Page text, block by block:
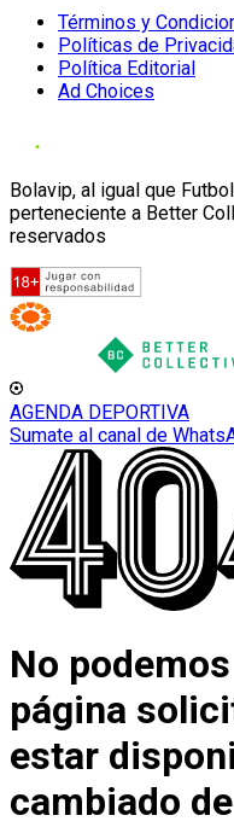
Términos y
Políticas de
Política Editorial
Ad Choices
Bolavip, al igual que
perteneciente a Better
reservados
AGENDA DEPORTIVA
Sumate al canal de
No
página
estar
cambiado